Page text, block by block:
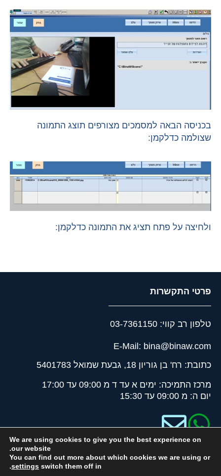
בכניסה הבאה למסמכים מצורפים תוצג התמונה
שצולמה כדלקמן:
ולחיצה על פתח תציג את התמונה כדלקמן:
פרטי התקשרות
טלפון רב קווי: 03-7361150
E-Mail: bina@binaw.com
כתובת: רח' בן גוריון 18, גבעת שמואל 5401783
מרכז התמיכה: ימים א עד ד מ 09:00 עד 17:00
יום ה: מ 09:00 עד 15:30
© כל הזכויות שמורות לבינה מערכות תוכנה ופתרונות בע''מ |
We are using cookies to give you the best experience on
our website.
You can find out more about which cookies we are using or
switch them off in
settings
.